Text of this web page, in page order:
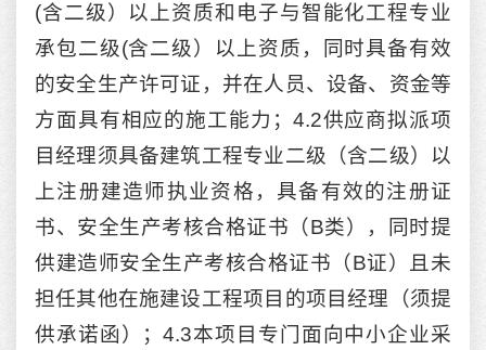
(含二级）以上资质和电子与智能化工程专业
承包二级(含二级）以上资质，同时具备有效
的安全生产许可证，并在人员、设备、资金等
方面具有相应的施工能力；4.2供应商拟派项
目经理须具备建筑工程专业二级（含二级）以
上注册建造师执业资格，具备有效的注册证
书、安全生产考核合格证书（B类），同时提
供建造师安全生产考核合格证书（B证）且未
担任其他在施建设工程项目的项目经理（须提
供承诺函）；4.3本项目专门面向中小企业采